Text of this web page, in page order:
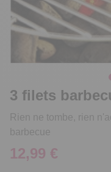
3 filets
Rien ne tombe, rien
barbecue
12,99 €